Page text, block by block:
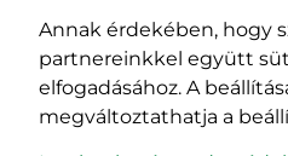
Impresszum
Annak érdekében, hogy
partnereinkkel együtt
elfogadásához. A
megváltoztathatja a